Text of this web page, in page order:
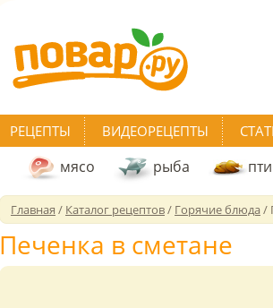
РЕЦЕПТЫ ВИДЕОРЕЦЕПТЫ
мясо рыба
Главная / Каталог рецептов/ Горячие блюда/
Печенка в сметане